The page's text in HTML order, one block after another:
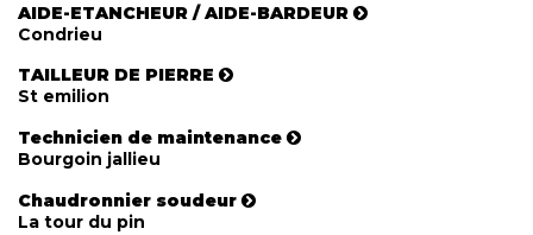
AIDE-ETANCHEUR / AIDE-BARDEUR
Condrieu
TAILLEUR DE PIERRE
St emilion
Technicien de maintenance
Bourgoin jallieu
Chaudronnier soudeur
La tour du pin